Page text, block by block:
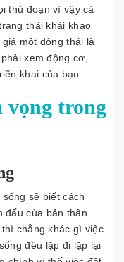
thủ đoạn vì vậy cả
thái khái khao
một động thái là
xem động cơ,
khai của bạn.
vọng trong
sẽ biết cách
đấu của bản thân
chẳng khác gì việc
đều lặp đi lặp lại